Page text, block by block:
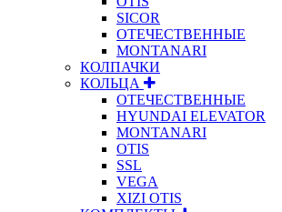
SICOR
ОТЕЧЕСТВЕННЫЕ
MONTANARI
КОЛПАЧКИ
КОЛЬЦА
ОТЕЧЕСТВЕННЫЕ
HYUNDAI ELEVATOR
MONTANARI
OTIS
SSL
VEGA
XIZI OTIS